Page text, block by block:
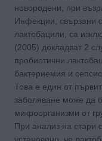
новородени, при
Инфекции, свързани
лактобацили, са
(2005) докладват 2
пробиотични
бактериемия и
Това е един от
заболяване може да
микроорганизми от
При анализ на стари
установено, че